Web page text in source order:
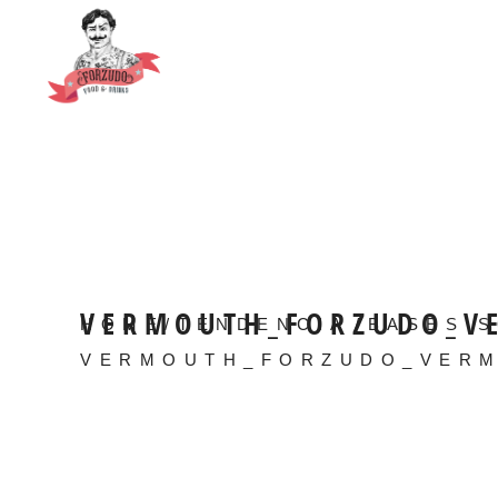
HOME/TENDENCIA / BASES